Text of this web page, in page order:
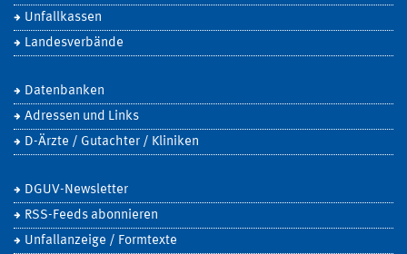
Unfallkassen
Landesverbände
Datenbanken
Adressen und Links
D-Ärzte / Gutachter / Kliniken
DGUV-Newsletter
RSS-Feeds abonnieren
Unfallanzeige / Formtexte